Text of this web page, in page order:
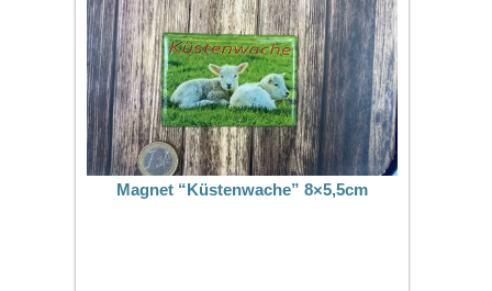
Magnet “Küstenwache” 8×5,5cm